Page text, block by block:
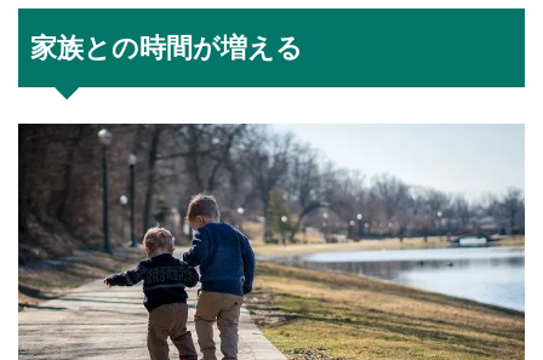
家族との時間が増える